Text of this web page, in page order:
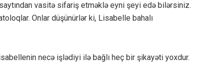
vasitə sifariş etməklə eyni şeyi edə bilərsiniz.
Onlar düşünürlər ki, Lisabelle bahalı
necə işlədiyi ilə bağlı heç bir şikayəti yoxdur.